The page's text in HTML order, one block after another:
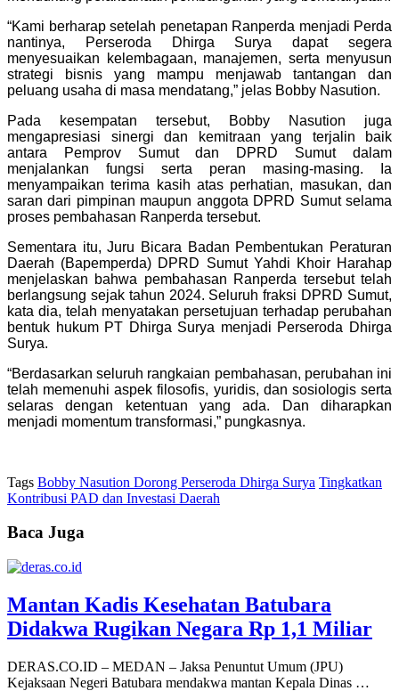
“Kami berharap setelah penetapan Ranperda menjadi Perda
nantinya, Perseroda Dhirga Surya dapat segera
menyesuaikan kelembagaan, manajemen, serta menyusun
strategi bisnis yang mampu menjawab tantangan dan
peluang usaha di masa mendatang,” jelas Bobby Nasution.
Pada kesempatan tersebut, Bobby Nasution juga
mengapresiasi sinergi dan kemitraan yang terjalin baik
antara Pemprov Sumut dan DPRD Sumut dalam
menjalankan fungsi serta peran masing-masing. Ia
menyampaikan terima kasih atas perhatian, masukan, dan
saran dari pimpinan maupun anggota DPRD Sumut selama
proses pembahasan Ranperda tersebut.
Sementara itu, Juru Bicara Badan Pembentukan Peraturan
Daerah (Bapemperda) DPRD Sumut Yahdi Khoir Harahap
menjelaskan bahwa pembahasan Ranperda tersebut telah
berlangsung sejak tahun 2024. Seluruh fraksi DPRD Sumut,
kata dia, telah menyatakan persetujuan terhadap perubahan
bentuk hukum PT Dhirga Surya menjadi Perseroda Dhirga
Surya.
“Berdasarkan seluruh rangkaian pembahasan, perubahan ini
telah memenuhi aspek filosofis, yuridis, dan sosiologis serta
selaras dengan ketentuan yang ada. Dan diharapkan
menjadi momentum transformasi,” pungkasnya.
Tags Bobby Nasution Dorong Perseroda Dhirga Surya Tingkatkan
Kontribusi PAD dan Investasi Daerah
Baca Juga
Mantan Kadis Kesehatan Batubara
Didakwa Rugikan Negara Rp 1,1 Miliar
DERAS.CO.ID – MEDAN – Jaksa Penuntut Umum (JPU)
Kejaksaan Negeri Batubara mendakwa mantan Kepala Dinas …